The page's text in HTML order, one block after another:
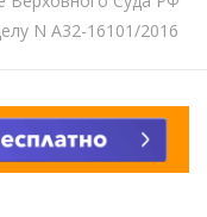
N А32-16101/2016